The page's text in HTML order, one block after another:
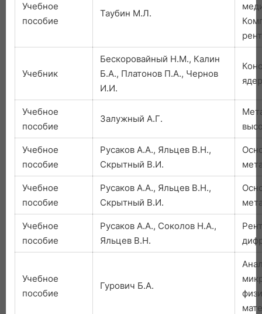
Учебное
пособие
Таубин М.Л.
Учебник
Бескоровайный Н.М., Калин
Б.А., Платонов П.А., Чернов
И.И.
Учебное
пособие
Залужный А.Г.
Учебное
пособие
Русаков А.А., Яльцев В.Н.,
Скрытный В.И.
Учебное
пособие
Русаков А.А., Яльцев В.Н.,
Скрытный В.И.
Учебное
пособие
Русаков А.А., Соколов Н.А.,
Яльцев В.Н.
Учебное
пособие
Гурович Б.А.